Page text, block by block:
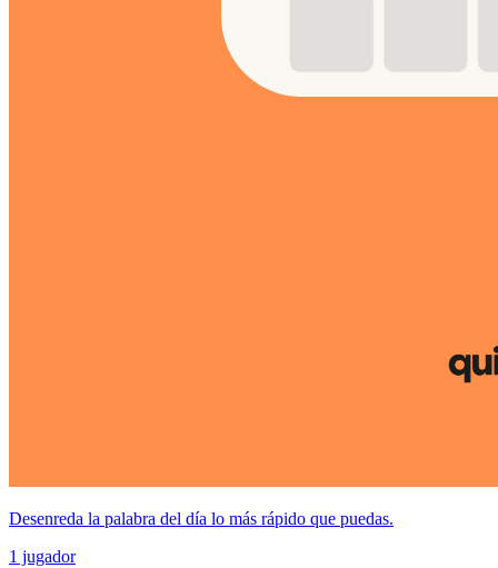
Desenreda la palabra del día lo más rápido que puedas.
1 jugador